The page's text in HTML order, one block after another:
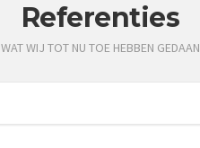
Referenties
WAT WIJ TOT NU TOE HEBBEN GEDAAN